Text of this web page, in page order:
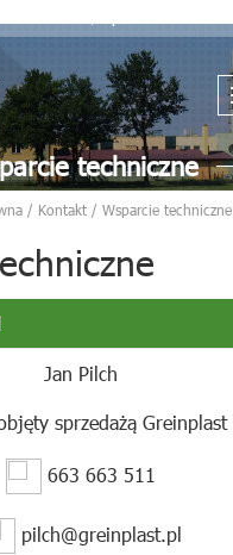
techniczne
/ Kontakt / Wsparcie techniczne
Jan Pilch
sprzedażą Greinplast
663 663 511
pilch@greinplast.pl